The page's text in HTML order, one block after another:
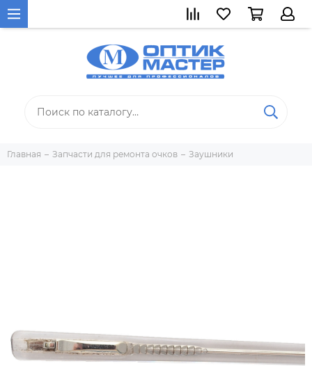
Главная Запчасти для ремонта очков Заушники